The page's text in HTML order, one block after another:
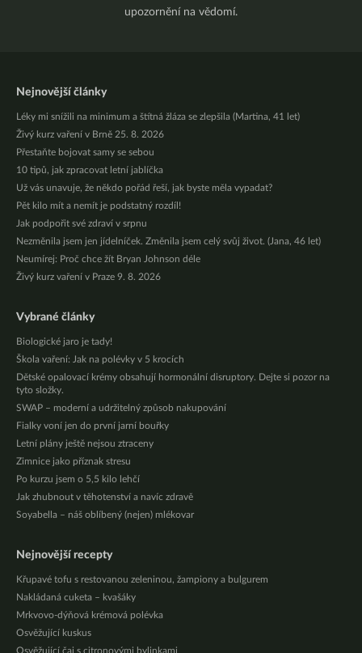
upozornění na vědomí.
Nejnovější články
Léky mi snížili na minimum a štítná žláza se zlepšila (Martina, 41 let)
Živý kurz vaření v Brně 25. 8. 2026
Přestaňte bojovat samy se sebou
10 tipů, jak zpracovat letní jablíčka
Už vás unavuje, že někdo pořád řeší, jak byste měla vypadat?
Pět kilo mít a nemít je podstatný rozdíl!
Jak podpořit své zdraví v srpnu
Nezměnila jsem jen jídelníček. Změnila jsem celý svůj život. (Jana, 46 let)
Neumírej: Proč chce žít Bryan Johnson déle
Živý kurz vaření v Praze 9. 8. 2026
Vybrané články
Biologické jaro je tady!
Škola vaření: Jak na polévky v 5 krocích
Dětské opalovací krémy obsahují hormonální disruptory. Dejte si pozor na
tyto složky.
SWAP – moderní a udržitelný způsob nakupování
Fialky voní jen do první jarní bouřky
Letní plány ještě nejsou ztraceny
Zimnice jako příznak stresu
Po kurzu jsem o 5,5 kilo lehčí
Jak zhubnout v těhotenství a navíc zdravě
Soyabella – náš oblíbený (nejen) mlékovar
Nejnovější recepty
Křupavé tofu s restovanou zeleninou, žampiony a bulgurem
Nakládaná cuketa – kvašáky
Mrkvovo-dýňová krémová polévka
Osvěžující kuskus
Osvěžující čaj s citronovými bylinkami